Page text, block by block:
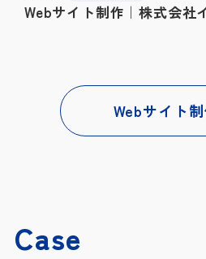
Webサイト制作｜株式会社
Webサイト
Case